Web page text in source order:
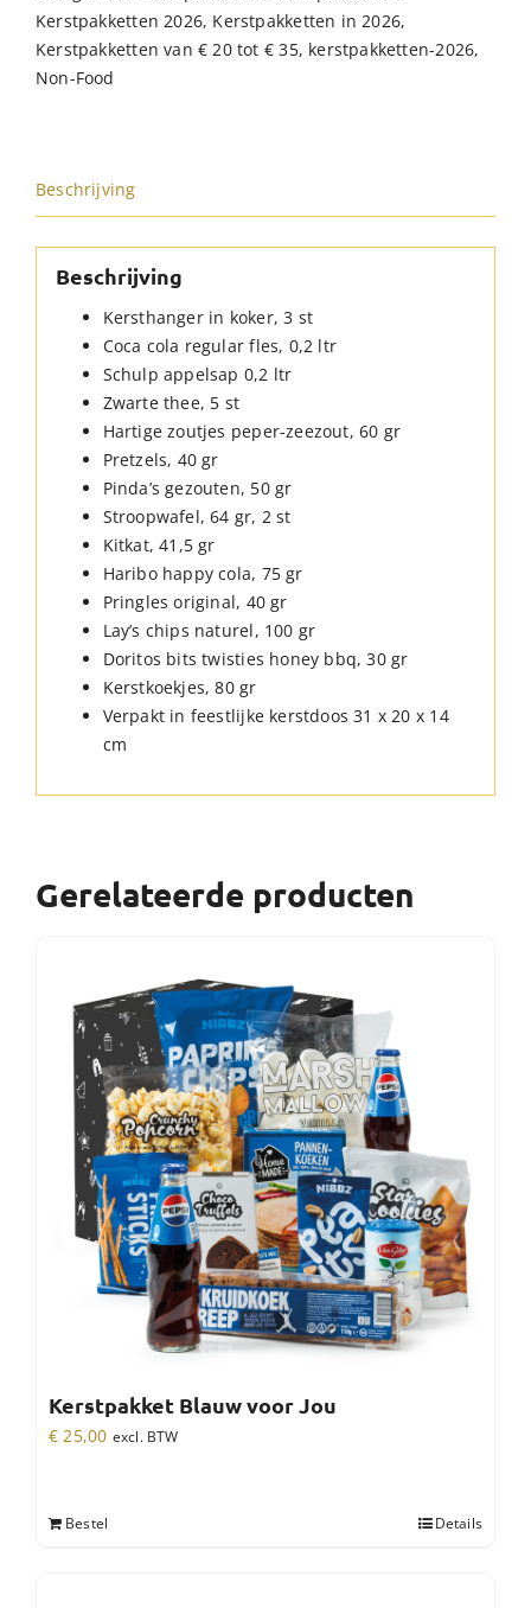
Kerstpakketten 2026, Kerstpakketten in 2026,
Kerstpakketten van € 20 tot € 35, kerstpakketten-2026,
Non-Food
Beschrijving
Beschrijving
Kersthanger in koker, 3 st
Coca cola regular fles, 0,2 ltr
Schulp appelsap 0,2 ltr
Zwarte thee, 5 st
Hartige zoutjes peper-zeezout, 60 gr
Pretzels, 40 gr
Pinda’s gezouten, 50 gr
Stroopwafel, 64 gr, 2 st
Kitkat, 41,5 gr
Haribo happy cola, 75 gr
Pringles original, 40 gr
Lay’s chips naturel, 100 gr
Doritos bits twisties honey bbq, 30 gr
Kerstkoekjes, 80 gr
Verpakt in feestlijke kerstdoos 31 x 20 x 14
cm
Gerelateerde producten
Kerstpakket Blauw voor Jou
€ 25,00 excl. BTW
Bestel Details